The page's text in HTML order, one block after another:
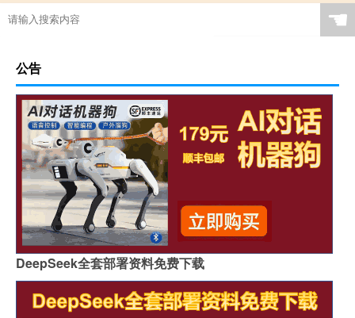
☚
公告
DeepSeek全套部署资料免费下载